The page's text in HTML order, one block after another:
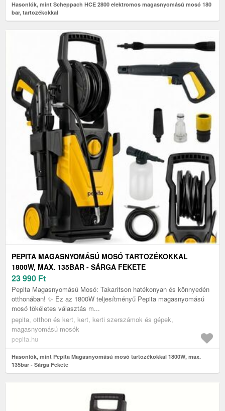
Hasonlók, mint Scheppach HCE 2800 elektromos magasnyomású mosó 180
bar, tartozékokkal
PEPITA MAGASNYOMÁSÚ MOSÓ TARTOZÉKOKKAL
1800W, MAX. 135BAR - SÁRGA FEKETE
23 990 Ft
Pepita Magasnyomású Mosó: Takarítson hatékonyan és könnyedén
otthonában! ✨ Ez az 1800W teljesítményű Pepita magasnyomású
mosó tökéletes választás m...
pepita, otthon és kert, kert, kerti szerszámok és gépek,
magasnyomású mosók
pepita.hu
Hasonlók, mint Pepita Magasnyomású mosó tartozékokkal 1800W, max.
135bar - Sárga Fekete